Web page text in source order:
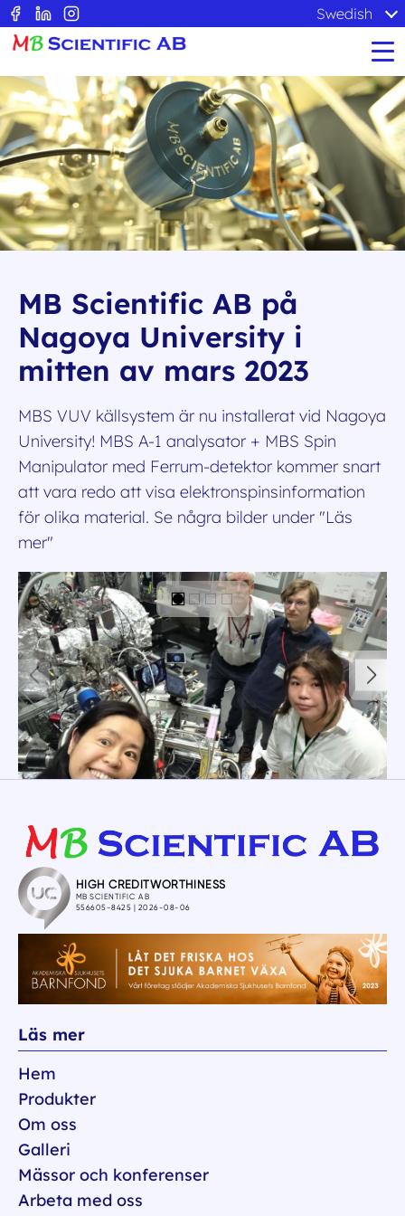
Swedish
MB Scientific AB på
Nagoya University i
mitten av mars 2023
MBS VUV källsystem är nu installerat vid Nagoya
University! MBS A-1 analysator + MBS Spin
Manipulator med Ferrum-detektor kommer snart
att vara redo att visa elektronspinsinformation
för olika material. Se några bilder under "Läs
mer"
Läs mer
Hem
Produkter
Om oss
Galleri
Mässor och konferenser
Arbeta med oss